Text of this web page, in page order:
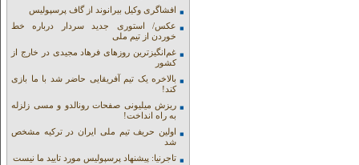
افشاگری وکیل بیرانوند از گاف‌ پرسپولیس
عکس/ استوری جدید سردار درباره خط
خوردن از تیم ملی
غم‌انگیزترین روزهای فرهاد مجیدی در خارج از
کشور
بالاخره یک تیم آفریقایی حاضر شد با ما بازی
کند!
ریزش میلیونی صفحات رونالدو و مسی زلزله
به راه انداخت!
اولین حریف تیم ملی ایران در ترکیه مشخص
شد
تاجرنیا: پیشنهاد پرسپولیس مورد تایید ما نیست